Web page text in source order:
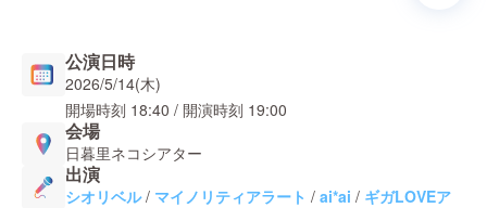
公演日時
2026/5/14(木)
開場時刻 18:40 / 開演時刻 19:00
会場
日暮里ネコシアター
出演
シオリベル/ マイノリティアラート / ai*ai / ギガLOVEア